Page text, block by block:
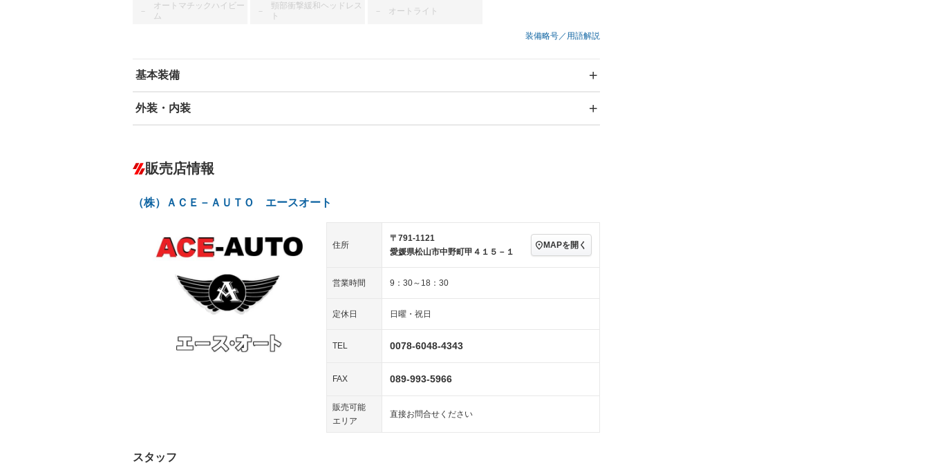
－
オートマチックハイビー
ム
－
頸部衝撃緩和ヘッドレス
ト
－ オートライト
装備略号／用語解説
基本装備
エアバッグ：運転席/助手席
－ ダウンヒルアシストコントロール
－ Bluetooth接続 100V電源
レンタカーアップ － 展示・試乗車 電動格納ミラー
外装・内装
オーディオ：ミュージックプレイヤー接続可／ミュージ
ックサーバー
－
ー
革シート
ETC － エアロ スマートキー － ローダウン
ランフラットタイヤ － パワーシート
フルフラットシート －
フロントカメラ シートエアコン 全周囲カメラ
エアサスペンション
販売店情報
（株）ＡＣＥ－ＡＵＴＯ エースオート
住所
〒791-1121
愛媛県松山市中野町甲４１５－１
MAPを開く
営業時間 9：30～18：30
定休日 日曜・祝日
TEL 0078-6048-4343
FAX 089-993-5966
販売可能
エリア
直接お問合せください
スタッフ